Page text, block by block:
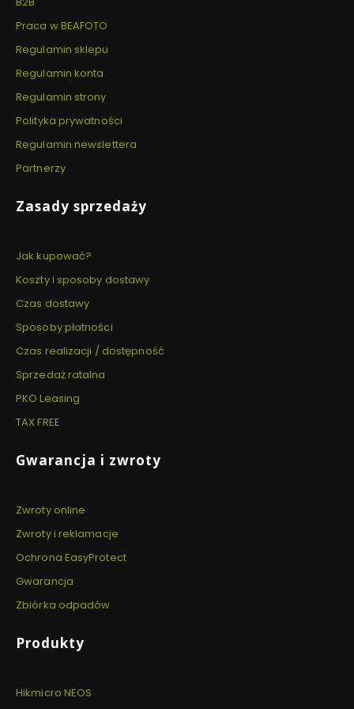
Praca w BEAFOTO
Regulamin sklepu
Regulamin konta
Regulamin strony
Polityka prywatności
Regulamin newslettera
Partnerzy
Zasady sprzedaży
Jak kupować?
Koszty i sposoby dostawy
Czas dostawy
Sposoby płatności
Czas realizacji / dostępność
Sprzedaż ratalna
PKO Leasing
TAX FREE
Gwarancja i zwroty
Zwroty online
Zwroty i reklamacje
Ochrona EasyProtect
Gwarancja
Zbiórka odpadów
Produkty
Hikmicro NEOS